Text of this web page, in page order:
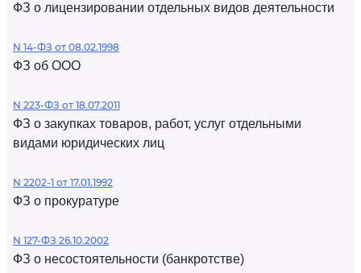
ФЗ о лицензировании отдельных видов деятельности
N 14-ФЗ от 08.02.1998
ФЗ об ООО
N 223-ФЗ от 18.07.2011
ФЗ о закупках товаров, работ, услуг отдельными
видами юридических лиц
N 2202-1 от 17.01.1992
ФЗ о прокуратуре
N 127-ФЗ 26.10.2002
ФЗ о несостоятельности (банкротстве)